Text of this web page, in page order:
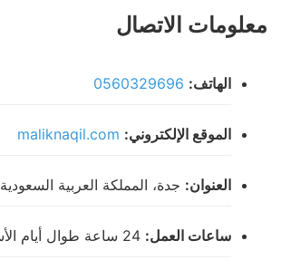
معلومات الاتصال
الهاتف: 0560329696
الموقع الإلكتروني: maliknaqil.com
العنوان: جدة، المملكة العربية السعودية
ساعات العمل: